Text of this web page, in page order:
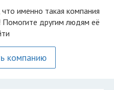
именно такая компания
Помогите другим людям её
компанию